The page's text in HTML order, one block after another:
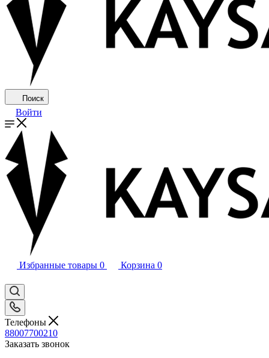
Поиск
Войти
Избранные товары 0 Корзина 0
Телефоны
88007700210
Заказать звонок